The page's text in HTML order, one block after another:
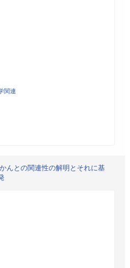
関連
んとの関連性の解明とそれに基